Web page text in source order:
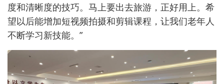
度和清晰度的技巧。马上要出去旅游，正好用上。希
望以后能增加短视频拍摄和剪辑课程，让我们老年人
不断学习新技能。”